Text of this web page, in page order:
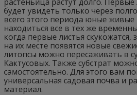
будет увидеть только через
всего этого периода юные
находиться все в тех же
когда первые листья скукожатся,
на их месте появятся новые
литопсы можно пересаживать в
Кактусовых. Также субстрат
самостоятельно. Для этого вам
универсальная садовая почва и
материал.